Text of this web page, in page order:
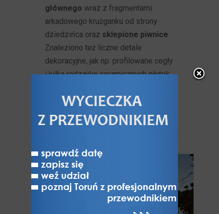
głównego wraz z fragmentami
arkadowego krużganku od strony
dziedzińca oraz sklepione piwnice.
Znaleziono też liczne detale
dekoracyjne, jak np. profilowane cegły
i kilka rodzajów ceramicznych płytek
oraz fragmenty dekoracji
maswerkowej i florystycznej i części
muru z polichromią.